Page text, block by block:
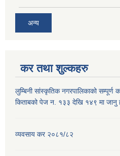
अन्य
कर तथा शुल्कहरु
लुम्बिनी सांस्कृतिक नगरपालिकाको सम्पूर्ण
किताबको पेज न. १३३ देखि १४९ मा जानु
व्यवसाय कर २०८१/८२